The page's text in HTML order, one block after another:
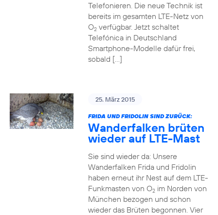
Telefonieren. Die neue Technik ist
bereits im gesamten LTE-Netz von
O2verfügbar. Jetzt schaltet
Telefónica in Deutschland
Smartphone-Modelle dafür frei,
sobald […]
25. März 2015
FRIDA UND FRIDOLIN SIND ZURÜCK:
Wanderfalken brüten
wieder auf LTE-Mast
Sie sind wieder da: Unsere
Wanderfalken Frida und Fridolin
haben erneut ihr Nest auf dem LTE-
Funkmasten von O2im Norden von
München bezogen und schon
wieder das Brüten begonnen. Vier